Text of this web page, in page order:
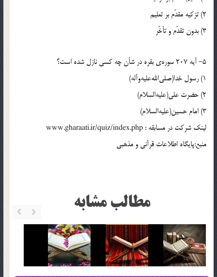
2) تزكيه مقدّم بر تعليم
3) بدون تقدّم و تأخّر
5- آيه 207 سوره‌ي بقره در شأن چه كسي نازل شده است؟
1) رسول خدا(صلي‌الله‌عليه‌وآله)
2) حضرت علي(عليه‌السلام)
3) امام حسين(عليه‌السلام)
لینک شرکت در مسابقه : www.gharaati.ir/quiz/index.php
منبع:پایگاه اطلاعات قرآنی و مذهبی
مطالب مشابه